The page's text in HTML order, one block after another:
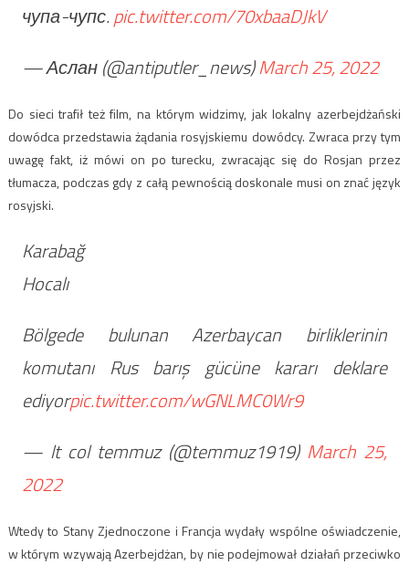
чупа-чупс.pic.twitter.com/70xbaaDJkV
— Аслан (@antiputler_news)March 25, 2022
Do sieci trafił też film, na którym widzimy, jak lokalny azerbejdżański
dowódca przedstawia żądania rosyjskiemu dowódcy. Zwraca przy tym
uwagę fakt, iż mówi on po turecku, zwracając się do Rosjan przez
tłumacza, podczas gdy z całą pewnością doskonale musi on znać język
rosyjski.
Karabağ
Hocalı
Bölgede bulunan Azerbaycan birliklerinin
komutanı Rus barış gücüne kararı deklare
ediyorpic.twitter.com/wGNLMC0Wr9
— lt col temmuz (@temmuz1919) March 25,
2022
Wtedy to Stany Zjednoczone i Francja wydały wspólne oświadczenie,
w którym wzywają Azerbejdżan, by nie podejmował działań przeciwko